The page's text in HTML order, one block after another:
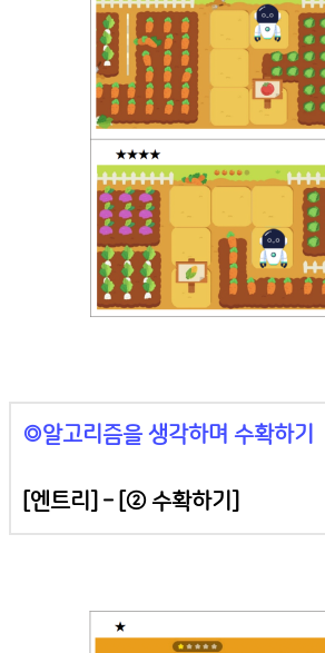
◎알고리즘을 생각하며 수확하기
[엔트리] – [ ② 수확하기